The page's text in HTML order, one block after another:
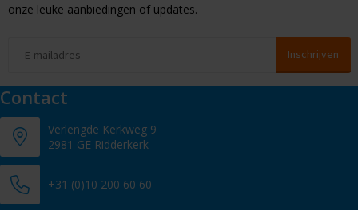
onze leuke aanbiedingen of updates.
Contact
Verlengde Kerkweg 9
2981 GE Ridderkerk
+31 (0)10 200 60 60